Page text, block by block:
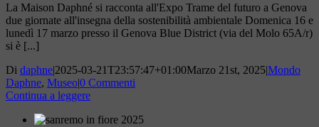
La Maison Daphné si racconta all'Expo Trame del futuro a Genova
due giornate all'insegna della sostenibilità ambientale Domenica 16 e
lunedì 17 marzo presso il Genova Blue District (via del Molo 65A/r)
si è [...]
Di daphne|2025-03-21T23:57:47+01:00Marzo 21st, 2025|Mondo
Daphne, Museo|0 Commenti
Continua a leggere